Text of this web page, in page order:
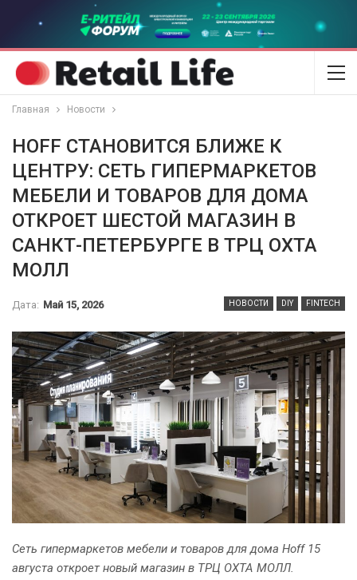
Главная Новости
HOFF СТАНОВИТСЯ БЛИЖЕ К
ЦЕНТРУ: СЕТЬ ГИПЕРМАРКЕТОВ
МЕБЕЛИ И ТОВАРОВ ДЛЯ ДОМА
ОТКРОЕТ ШЕСТОЙ МАГАЗИН В
САНКТ-ПЕТЕРБУРГЕ В ТРЦ ОХТА
МОЛЛ
НОВОСТИ DIY FINTECH
Дата: Май 15, 2026
Сеть гипермаркетов мебели и товаров для дома Hoff 15
августа откроет новый магазин в ТРЦ ОХТА МОЛЛ.